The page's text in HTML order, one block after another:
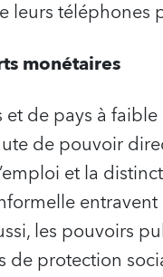
leurs
monétaires
de pays à
de pouvoir
et la
les pouvoirs
protection